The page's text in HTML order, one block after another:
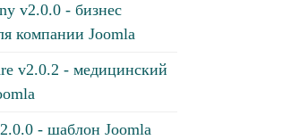
v2.0.0 - бизнес
компании Joomla
v2.0.2 - медицинский
- шаблон Joomla